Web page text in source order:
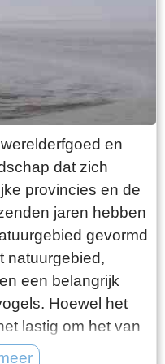
ook de moeite
houten
de huizen brandt
kant van de
nu via voetpad
links aanhoudt
je bent begonnen.
dat een dergelijk
is gemaakt.
functie als
vanuit zee.
ze, ontdaan
deel weer
naar elders
vorm van
en
dat zich
provincies en de
jaren hebben
gevormd
natuurgebied,
een belangrijk
Hoewel het
lastig om het van
kun je in